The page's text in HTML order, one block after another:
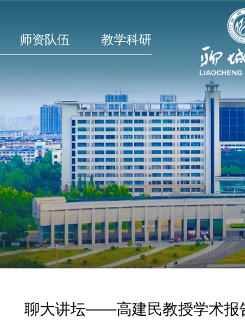
师资队伍 教学科研
聊大讲坛——高建民教授学术报